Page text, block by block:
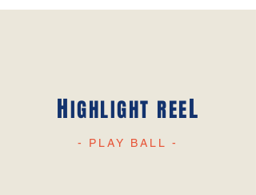
HIGHLIGHT REEL
- PLAY BALL -